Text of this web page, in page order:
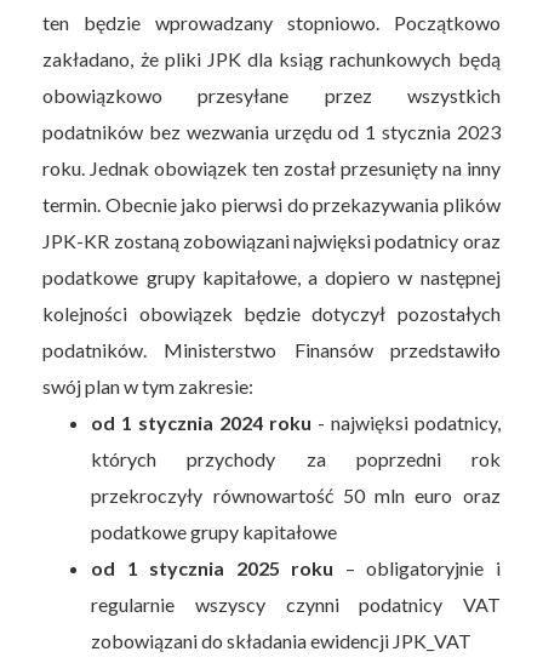
ten będzie wprowadzany stopniowo. Początkowo
zakładano, że pliki JPK dla ksiąg rachunkowych będą
obowiązkowo przesyłane przez wszystkich
podatników bez wezwania urzędu od 1 stycznia 2023
roku. Jednak obowiązek ten został przesunięty na inny
termin. Obecnie jako pierwsi do przekazywania plików
JPK-KR zostaną zobowiązani najwięksi podatnicy oraz
podatkowe grupy kapitałowe, a dopiero w następnej
kolejności obowiązek będzie dotyczył pozostałych
podatników. Ministerstwo Finansów przedstawiło
swój plan w tym zakresie:
od 1 stycznia 2024 roku - najwięksi podatnicy,
których przychody za poprzedni rok
przekroczyły równowartość 50 mln euro oraz
podatkowe grupy kapitałowe
od 1 stycznia 2025 roku – obligatoryjnie i
regularnie wszyscy czynni podatnicy VAT
zobowiązani do składania ewidencji JPK_VAT